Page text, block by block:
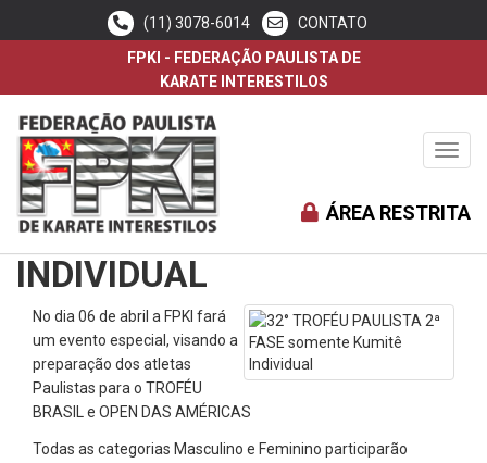
(11) 3078-6014
CONTATO
FPKI - FEDERAÇÃO PAULISTA DE
KARATE INTERESTILOS
ÁREA RESTRITA
32° TROFÉU PAULISTA 2ª
FASE SOMENTE KUMITÊ
INDIVIDUAL
No dia 06 de abril a FPKI fará
um evento especial, visando a
preparação dos atletas
Paulistas para o TROFÉU
BRASIL e OPEN DAS AMÉRICAS
Todas as categorias Masculino e Feminino participarão